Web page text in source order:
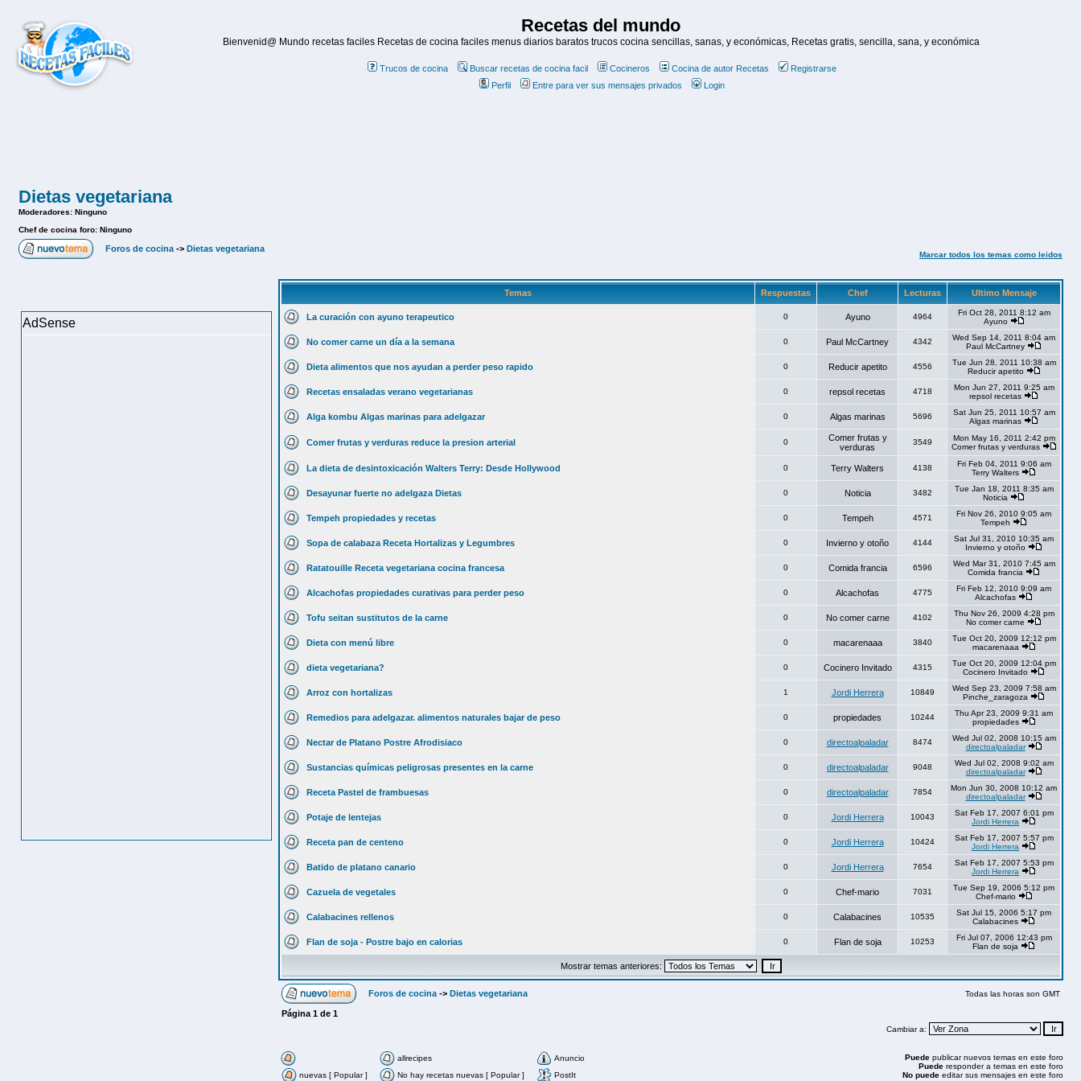
Recetas del mundo
Bienvenid@ Mundo recetas faciles Recetas de cocina faciles menus diarios baratos trucos cocina sencillas, sanas, y económicas, Recetas gratis, sencilla, sana, y económica
Trucos de cocina Buscar recetas de cocina facil Cocineros Cocina de autor Recetas
Registrarse
Perfil
Entre para ver sus mensajes privados Login
Dietas vegetariana
Moderadores: Ninguno
Chef de cocina foro: Ninguno
Foros de cocina -> Dietas vegetariana
Marcar todos los temas como leidos
AdSense
Temas Respuestas Chef Lecturas Ultimo Mensaje
La curación con ayuno terapeutico 0 Ayuno 4964
Fri Oct 28, 2011 8:12 am
Ayuno
No comer carne un día a la semana 0 Paul McCartney 4342
Wed Sep 14, 2011 8:04 am
Paul McCartney
Dieta alimentos que nos ayudan a perder peso rapido 0 Reducir apetito 4556
Tue Jun 28, 2011 10:38 am
Reducir apetito
Recetas ensaladas verano vegetarianas 0 repsol recetas 4718
Mon Jun 27, 2011 9:25 am
repsol recetas
Alga kombu Algas marinas para adelgazar 0 Algas marinas 5696
Sat Jun 25, 2011 10:57 am
Algas marinas
Comer frutas y verduras reduce la presion arterial 0
Comer frutas y
verduras
3549
Mon May 16, 2011 2:42 pm
Comer frutas y verduras
La dieta de desintoxicación Walters Terry: Desde Hollywood 0 Terry Walters 4138
Fri Feb 04, 2011 9:06 am
Terry Walters
Desayunar fuerte no adelgaza Dietas 0 Noticia 3482
Tue Jan 18, 2011 8:35 am
Noticia
Tempeh propiedades y recetas 0 Tempeh 4571
Fri Nov 26, 2010 9:05 am
Tempeh
Sopa de calabaza Receta Hortalizas y Legumbres 0 Invierno y otoño 4144
Sat Jul 31, 2010 10:35 am
Invierno y otoño
Ratatouille Receta vegetariana cocina francesa 0 Comida francia 6596
Wed Mar 31, 2010 7:45 am
Comida francia
Alcachofas propiedades curativas para perder peso 0 Alcachofas 4775
Fri Feb 12, 2010 9:09 am
Alcachofas
Tofu seitan sustitutos de la carne 0 No comer carne 4102
Thu Nov 26, 2009 4:28 pm
No comer carne
Dieta con menú libre 0 macarenaaa 3840
Tue Oct 20, 2009 12:12 pm
macarenaaa
dieta vegetariana? 0 Cocinero Invitado 4315
Tue Oct 20, 2009 12:04 pm
Cocinero Invitado
Arroz con hortalizas 1 Jordi Herrera 10849
Wed Sep 23, 2009 7:58 am
Pinche_zaragoza
Remedios para adelgazar. alimentos naturales bajar de peso 0 propiedades 10244
Thu Apr 23, 2009 9:31 am
propiedades
Nectar de Platano Postre Afrodisiaco 0 directoalpaladar 8474
Wed Jul 02, 2008 10:15 am
directoalpaladar
Sustancias químicas peligrosas presentes en la carne 0 directoalpaladar 9048
Wed Jul 02, 2008 9:02 am
directoalpaladar
Receta Pastel de frambuesas 0 directoalpaladar 7854
Mon Jun 30, 2008 10:12 am
directoalpaladar
Potaje de lentejas 0 Jordi Herrera 10043
Sat Feb 17, 2007 6:01 pm
Jordi Herrera
Receta pan de centeno 0 Jordi Herrera 10424
Sat Feb 17, 2007 5:57 pm
Jordi Herrera
Batido de platano canario 0 Jordi Herrera 7654
Sat Feb 17, 2007 5:53 pm
Jordi Herrera
Cazuela de vegetales 0 Chef-mario 7031
Tue Sep 19, 2006 5:12 pm
Chef-mario
Calabacines rellenos 0 Calabacines 10535
Sat Jul 15, 2006 5:17 pm
Calabacines
Flan de soja - Postre bajo en calorias 0 Flan de soja 10253
Fri Jul 07, 2006 12:43 pm
Flan de soja
Mostrar temas anteriores:
Foros de cocina -> Dietas vegetariana Todas las horas son GMT
Página 1 de 1
Cambiar a:
allrecipes
Anuncio
nuevas [ Popular ]
No hay recetas nuevas [ Popular ] PostIt
Puede publicar nuevos temas en este foro
Puede responder a temas en este foro
No puede editar sus mensajes en este foro